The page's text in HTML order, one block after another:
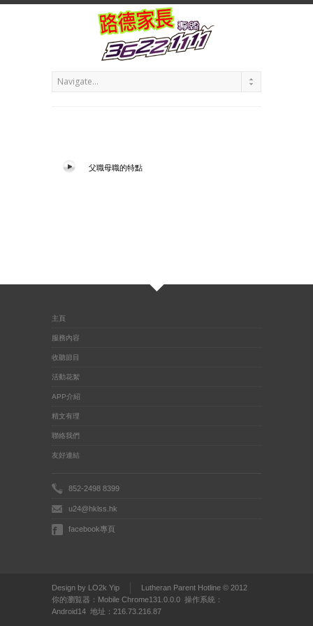
父職母職的特點
主頁
服務內容
收聽節目
活動花絮
APP介紹
精文有理
聯絡我們
友好連結
852-2498 8399
u24@hklss.hk
facebook專頁
Design by LO2k Yip
Lutheran Parent Hotline © 2012
你的瀏覧器：Mobile Chrome131.0.0.0 操作系統：
Android14 地址：216.73.216.87